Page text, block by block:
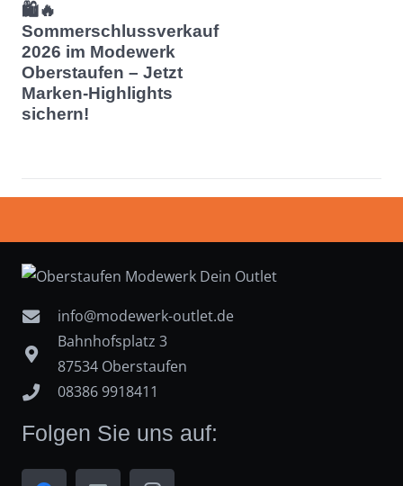
🛍️🔥
Sommerschlussverkauf
2026 im Modewerk
Oberstaufen – Jetzt
Marken-Highlights
sichern!
info@modewerk-outlet.de
Bahnhofsplatz 3
87534 Oberstaufen
08386 9918411
Folgen Sie uns auf: